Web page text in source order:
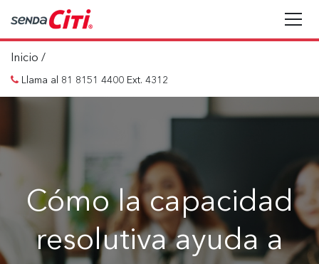
Inicio /
Llama al 81 8151 4400 Ext. 4312
Cómo la capacidad
resolutiva ayuda a